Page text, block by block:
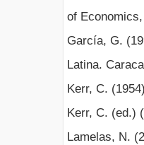
of
García, G.
Latina.
Kerr, C.
Kerr, C. (ed.)
Lamelas, N.